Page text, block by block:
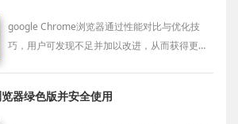
google Chrome浏览器通过性能对比与优化技
巧，用户可发现不足并加以改进，从而获得更好
器绿色版并安全使用